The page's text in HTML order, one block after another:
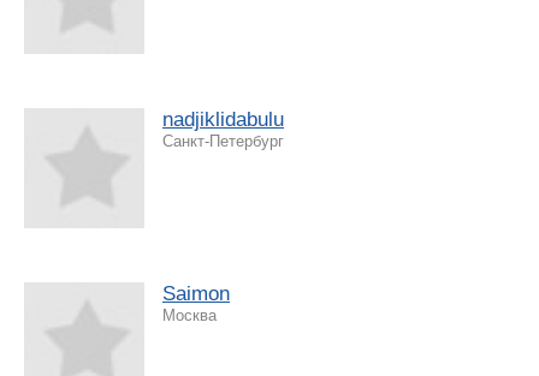
nadjiklidabulu
Санкт-Петербург
Saimon
Москва